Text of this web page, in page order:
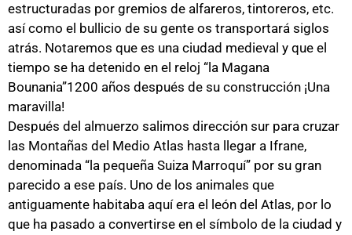
estructuradas por gremios de alfareros, tintoreros, etc.
así como el bullicio de su gente os transportará siglos
atrás. Notaremos que es una ciudad medieval y que el
tiempo se ha detenido en el reloj “la Magana
Bounania”1200 años después de su construcción ¡Una
maravilla!
Después del almuerzo salimos dirección sur para cruzar
las Montañas del Medio Atlas hasta llegar a Ifrane,
denominada “la pequeña Suiza Marroquí” por su gran
parecido a ese país. Uno de los animales que
antiguamente habitaba aquí era el león del Atlas, por lo
que ha pasado a convertirse en el símbolo de la ciudad y